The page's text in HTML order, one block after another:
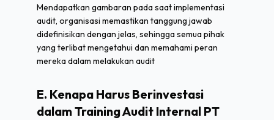
Mendapatkan gambaran pada saat implementasi
audit, organisasi memastikan tanggung jawab
didefinisikan dengan jelas, sehingga semua pihak
yang terlibat mengetahui dan memahami peran
mereka dalam melakukan audit
E. Kenapa Harus Berinvestasi
dalam Training Audit Internal PT